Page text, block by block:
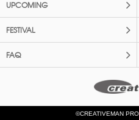
UPCOMING
FESTIVAL
FAQ
©CREATIVEMAN